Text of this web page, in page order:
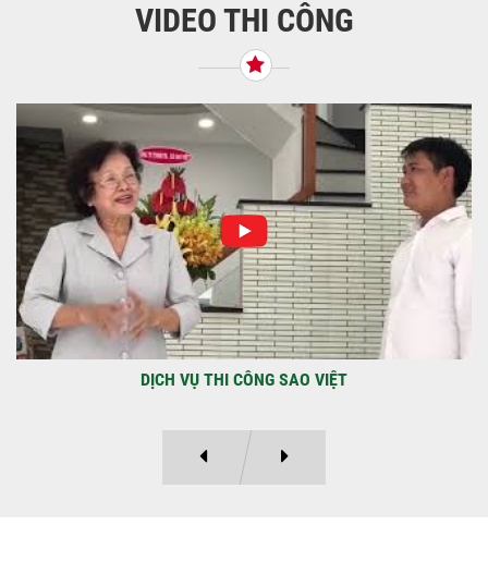
Tiếp nối sự tin tưởng từ quý khách hàng, vừa
qua Công Ty TNHH Thiết Kế Xây Dựng Sao
NHẬN CHÌA KHÓA – TRAO TỔ ẤM MỚI
TẠI PHƯỜNG AN LẠC
Địa điểm: Đường Lâm Hoành, phường An
LạcGia chủ: Anh Kỳ Xây Dựng Sao Việt chính
thức hoàn tất và...
VIDEO THI CÔNG
DỰ ÁN BAO GỒM TRỆT, 3 LẦU VÀ SÂN THƯỢNG ANH THANH